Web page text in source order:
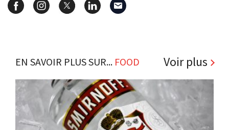
EN SAVOIR PLUS SUR... FOOD Voir plus